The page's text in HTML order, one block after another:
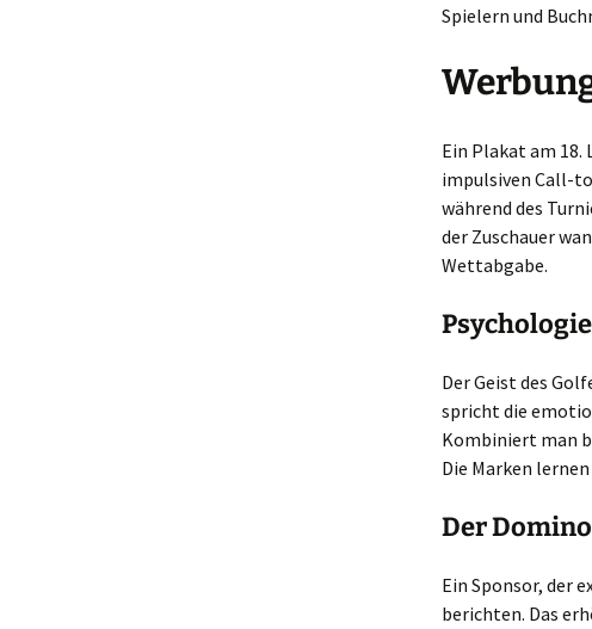
Spielern und
Ein Plakat am 18.
impulsiven Call-
während des
der Zuschauer
Wettabgabe.
Der Geist des
spricht die
Kombiniert man
Die Marken
Der
Ein Sponsor, der
berichten. Das